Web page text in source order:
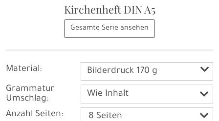
Kirchenheft DIN A5
Gesamte Serie ansehen
Material:
Bilderdruck 170 g
Grammatur
Umschlag:
Wie Inhalt
Anzahl Seiten: